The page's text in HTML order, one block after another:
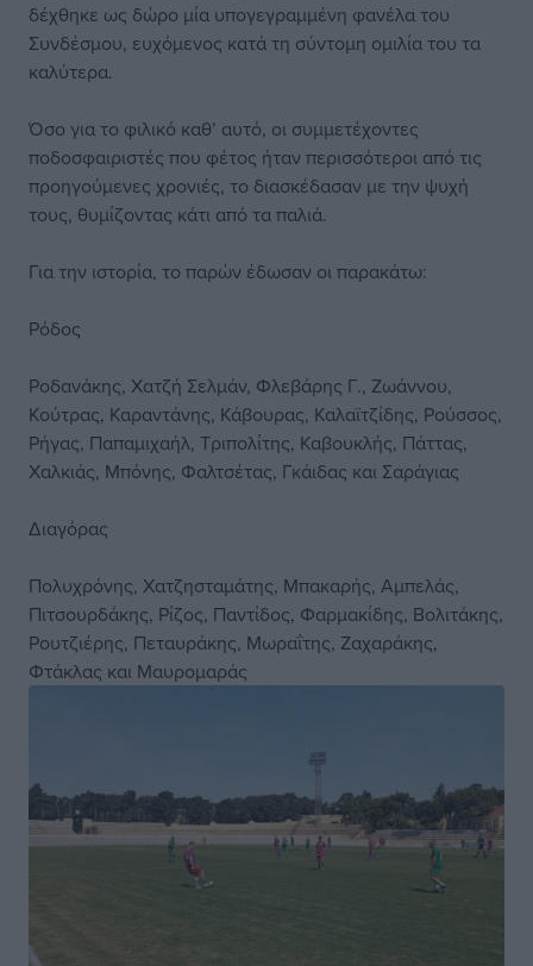
δέχθηκε ως δώρο μία υπογεγραμμένη φανέλα του
Συνδέσμου, ευχόμενος κατά τη σύντομη ομιλία του τα
καλύτερα.
Όσο για το φιλικό καθ’ αυτό, οι συμμετέχοντες
ποδοσφαιριστές που φέτος ήταν περισσότεροι από τις
προηγούμενες χρονιές, το διασκέδασαν με την ψυχή
τους, θυμίζοντας κάτι από τα παλιά.
Για την ιστορία, το παρών έδωσαν οι παρακάτω:
Ρόδος
Ροδανάκης, Χατζή Σελμάν, Φλεβάρης Γ., Ζωάννου,
Κούτρας, Καραντάνης, Κάβουρας, Καλαϊτζίδης, Ρούσσος,
Ρήγας, Παπαμιχαήλ, Τριπολίτης, Καβουκλής, Πάττας,
Χαλκιάς, Μπόνης, Φαλτσέτας, Γκάιδας και Σαράγιας
Διαγόρας
Πολυχρόνης, Χατζησταμάτης, Μπακαρής, Αμπελάς,
Πιτσουρδάκης, Ρίζος, Παντίδος, Φαρμακίδης, Βολιτάκης,
Ρουτζιέρης, Πεταυράκης, Μωραΐτης, Ζαχαράκης,
Φτάκλας και Μαυρομαράς